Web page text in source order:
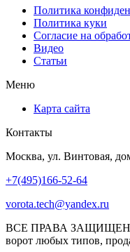
Политика
Политика куки
Согласие на
Видео
Статьи
Меню
Карта сайта
Контакты
Москва, ул. Винтовая,
+7(495)166-52-64
vorota.tech@yandex.ru
ВСЕ ПРАВА ЗАЩИЩЕНЫ
ворот любых типов,